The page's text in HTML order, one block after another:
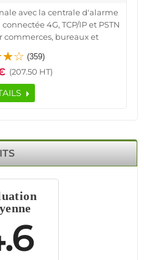
avec la centrale d'alarme
4G, TCP/IP et PSTN
commerces, bureaux et
de protection, elle offre
contre les intrusions et
prend en charge les
fil, assurant une installation
de piratage, elle
Sa compatibilité avec les
renforce votre protection
la FC-7668 PRO
locaux techniques.
(359)
(207.50 HT)